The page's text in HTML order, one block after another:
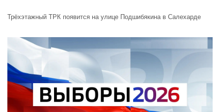
Трёхэтажный ТРК появится на улице Подшибякина в Салехарде